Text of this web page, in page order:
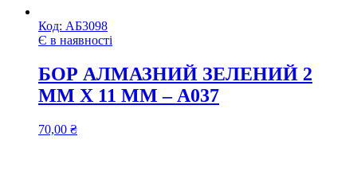
Код: АБ3098
Є в наявності
БОР АЛМАЗНИЙ ЗЕЛЕНИЙ 2
ММ Х 11 ММ – А037
70,00 ₴